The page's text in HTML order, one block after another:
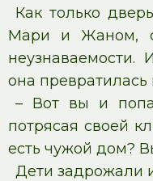
Как только
Мари и Жаном,
неузнаваемости.
она превратилась
– Вот вы и
потрясая своей
есть чужой дом?
Дети задрожали